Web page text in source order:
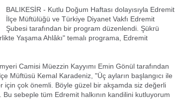
BALIKESİR - Kutlu Doğum Haftası dolayısıyla Edremit
İlçe Müftülüğü ve Türkiye Diyanet Vakfı Edremit
Şubesi tarafından bir program düzenlendi. Şükrü
Yaşama Ahlâkı" temalı programa, Edremit
Camisi Müezzin Kayyımı Emin Gönül tarafından
Müftüsü Kemal Karadeniz, "Üç ayların başlangıcı ile
çok önemli. Böyle güzel bir akşamda siz değerli
sebeple tüm Edremit halkının kandilini kutluyorum